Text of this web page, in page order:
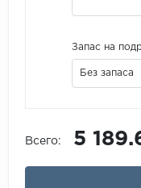
Запас на
Без запаса
Всего: 5